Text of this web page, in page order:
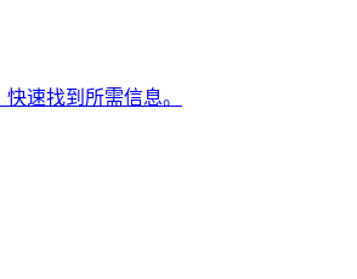
速找到所需信息。